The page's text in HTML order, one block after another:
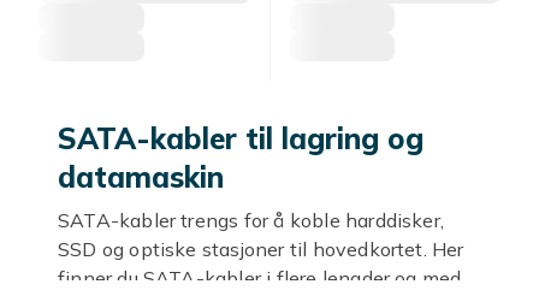
SATA-kabler til lagring og
datamaskin
SATA-kabler trengs for å koble harddisker,
SSD og optiske stasjoner til hovedkortet. Her
finner du SATA-kabler i flere lengder og med